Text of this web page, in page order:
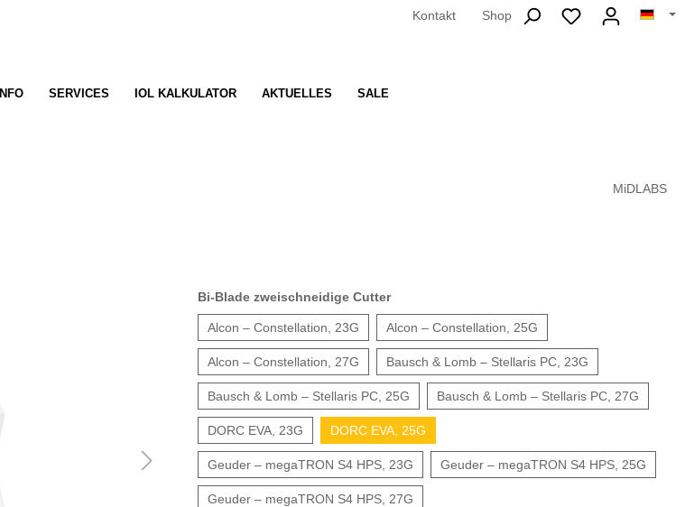
Kontakt Shop
INFO SERVICES IOL KALKULATOR AKTUELLES SALE
MiDLABS
Bi-Blade zweischneidige Cutter
Alcon – Constellation, 23G Alcon – Constellation, 25G
Alcon – Constellation, 27G Bausch & Lomb – Stellaris PC, 23G
Bausch & Lomb – Stellaris PC, 25G Bausch & Lomb – Stellaris PC, 27G
DORC EVA, 23G DORC EVA, 25G
Geuder – megaTRON S4 HPS, 23G Geuder – megaTRON S4 HPS, 25G
Geuder – megaTRON S4 HPS, 27G